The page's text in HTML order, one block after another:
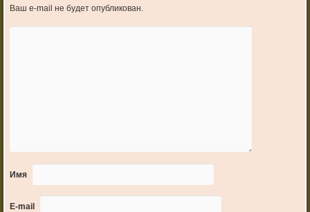
Ваш e-mail не будет опубликован.
Имя
E-mail